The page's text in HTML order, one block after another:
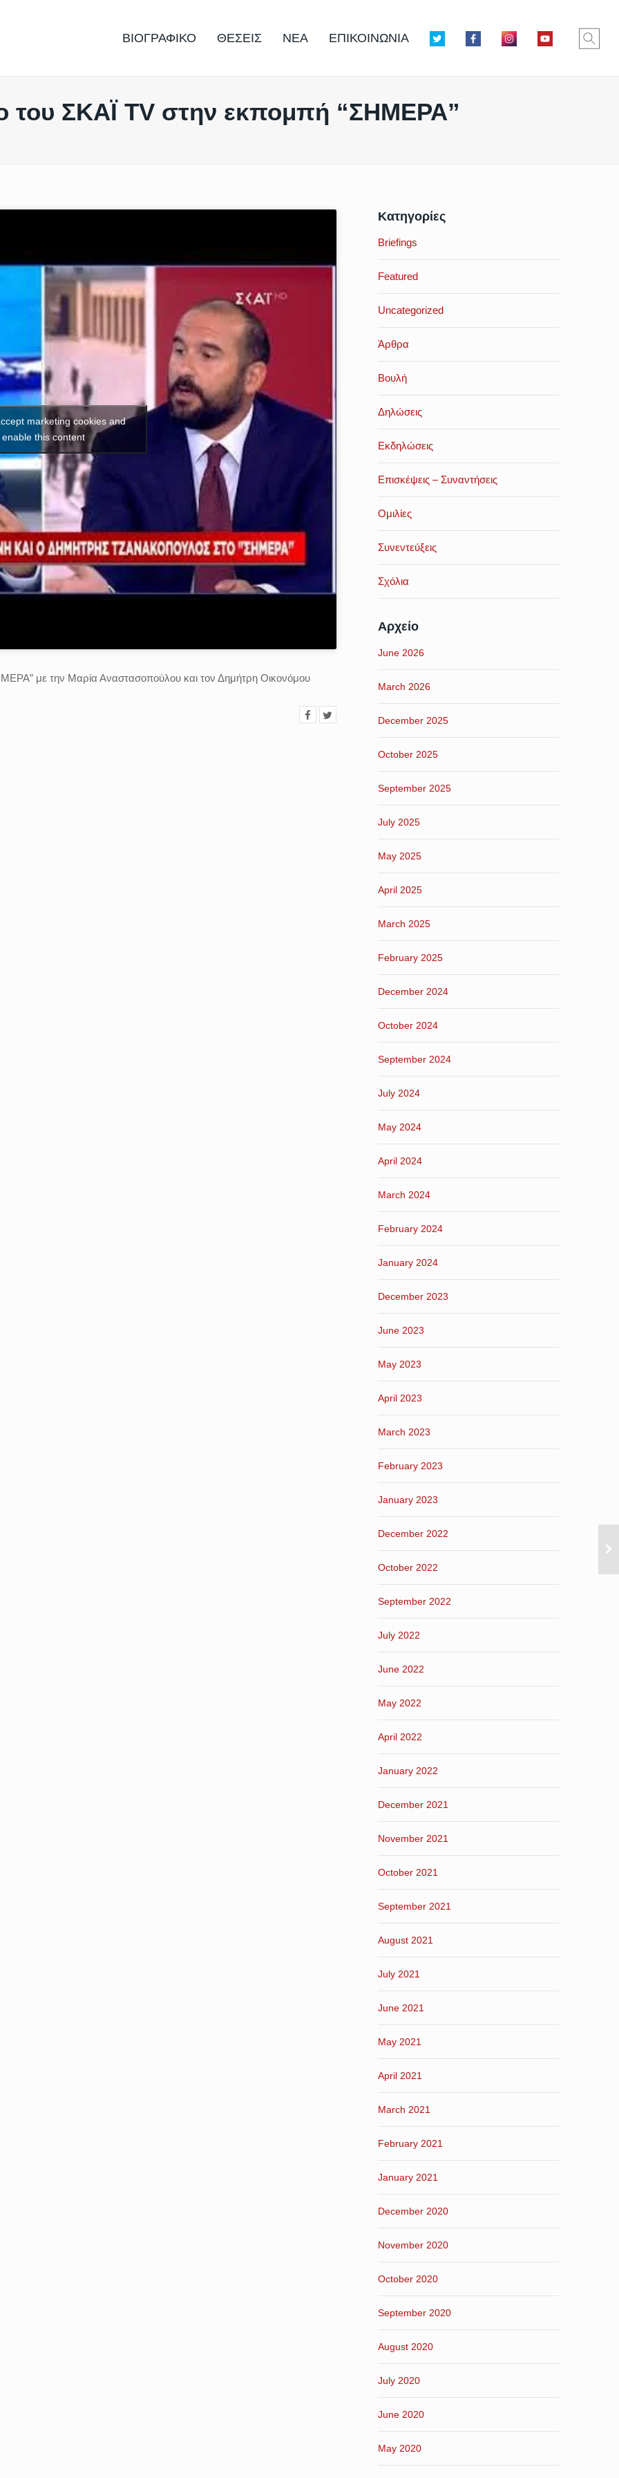
ΒΙΟΓΡΑΦΙΚΟ ΘΕΣΕΙΣ ΝΕΑ ΕΠΙΚΟΙΝΩΝΙΑ
του ΣΚΑΪ ΤV στην εκπομπή “ΣΗΜΕΡΑ”
marketing cookies and
enable this content
με την Μαρία Αναστασοπούλου και τον Δημήτρη Οικονόμου
Κατηγορίες
Briefings
Featured
Uncategorized
Άρθρα
Βουλή
Δηλώσεις
Εκδηλώσεις
Επισκέψεις – Συναντήσεις
Ομιλίες
Συνεντεύξεις
Σχόλια
Αρχείο
June 2026
March 2026
December 2025
October 2025
September 2025
July 2025
May 2025
April 2025
March 2025
February 2025
December 2024
October 2024
September 2024
July 2024
May 2024
April 2024
March 2024
February 2024
January 2024
December 2023
June 2023
May 2023
April 2023
March 2023
February 2023
January 2023
December 2022
October 2022
September 2022
July 2022
June 2022
May 2022
April 2022
January 2022
December 2021
November 2021
October 2021
September 2021
August 2021
July 2021
June 2021
May 2021
April 2021
March 2021
February 2021
January 2021
December 2020
November 2020
October 2020
September 2020
August 2020
July 2020
June 2020
May 2020